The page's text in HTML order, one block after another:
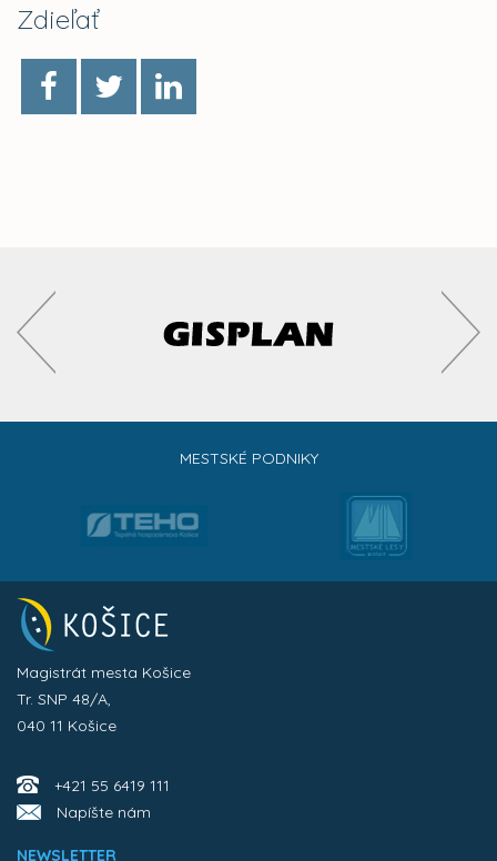
Zdieľať
MESTSKÉ PODNIKY
Magistrát mesta Košice
Tr. SNP 48/A,
040 11 Košice
+421 55 6419 111
Napíšte nám
NEWSLETTER